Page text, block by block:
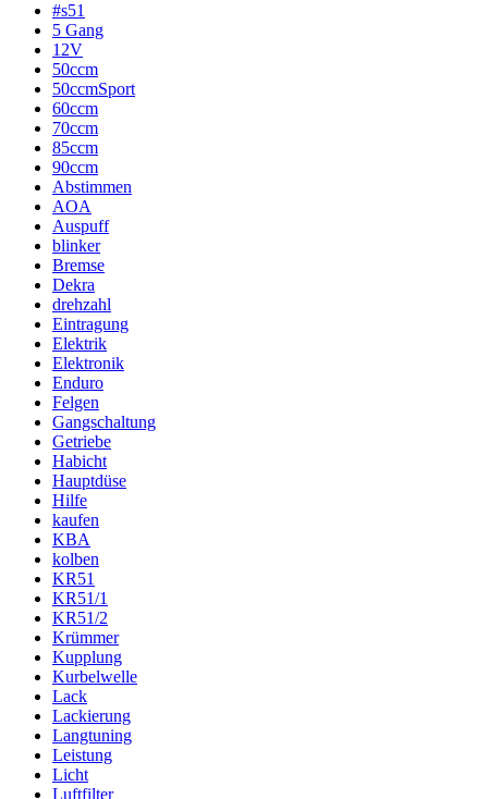
#s51
5 Gang
12V
50ccm
50ccmSport
60ccm
70ccm
85ccm
90ccm
Abstimmen
AOA
Auspuff
blinker
Bremse
Dekra
drehzahl
Eintragung
Elektrik
Elektronik
Enduro
Felgen
Gangschaltung
Getriebe
Habicht
Hauptdüse
Hilfe
kaufen
KBA
kolben
KR51
KR51/1
KR51/2
Krümmer
Kupplung
Kurbelwelle
Lack
Lackierung
Langtuning
Leistung
Licht
Luftfilter